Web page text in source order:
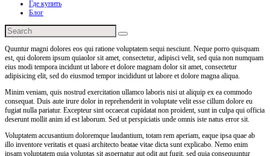
Где купить
Блог
Quuntur magni dolores eos qui ratione voluptatem sequi nesciunt. Neque porro quisquam
est, qui dolorem ipsum quiaolor sit amet, consectetur, adipisci velit, sed quia non numquam
eius modi tempora incidunt ut labore et dolore magnam dolor sit amet, consectetur
adipisicing elit, sed do eiusmod tempor incididunt ut labore et dolore magna aliqua.
Minim veniam, quis nostrud exercitation ullamco laboris nisi ut aliquip ex ea commodo
consequat. Duis aute irure dolor in reprehenderit in voluptate velit esse cillum dolore eu
fugiat nulla pariatur. Excepteur sint occaecat cupidatat non proident, sunt in culpa qui officia
deserunt mollit anim id est laborum. Sed ut perspiciatis unde omnis iste natus error sit.
Voluptatem accusantium doloremque laudantium, totam rem aperiam, eaque ipsa quae ab
illo inventore veritatis et quasi architecto beatae vitae dicta sunt explicabo. Nemo enim
ipsam voluptatem quia voluptas sit aspernatur aut odit aut fugit, sed quia consequuntur